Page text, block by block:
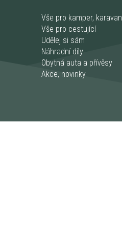
Vše pro kamper, karavan
Vše pro cestující
Udělej si sám
Náhradní díly
Obytná auta a přívěsy
Akce, novinky